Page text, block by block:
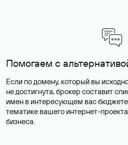
Помогаем с
Если по домену, который вы
не достигнута, брокер составит
имен в интересующем вас
тематике вашего интернет-
бизнеса.